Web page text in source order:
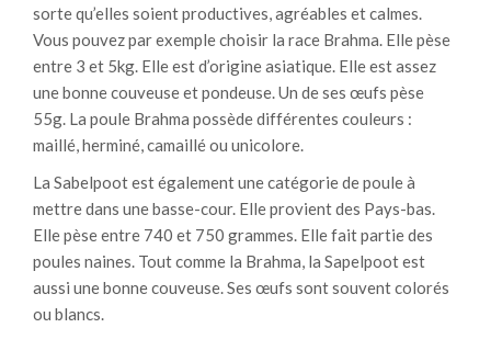
sorte qu’elles soient productives, agréables et calmes.
Vous pouvez par exemple choisir la race Brahma. Elle pèse
entre 3 et 5kg. Elle est d’origine asiatique. Elle est assez
une bonne couveuse et pondeuse. Un de ses œufs pèse
55g. La poule Brahma possède différentes couleurs :
maillé, herminé, camaillé ou unicolore.
La Sabelpoot est également une catégorie de poule à
mettre dans une basse-cour. Elle provient des Pays-bas.
Elle pèse entre 740 et 750 grammes. Elle fait partie des
poules naines. Tout comme la Brahma, la Sapelpoot est
aussi une bonne couveuse. Ses œufs sont souvent colorés
ou blancs.